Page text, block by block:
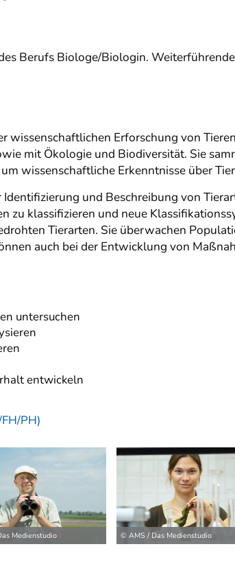
Berufs Biologe/Biologin.
wissenschaftlichen Erforschung von
mit Ökologie und Biodiversität. Sie
wissenschaftliche Erkenntnisse über
und Beschreibung von
zu klassifizieren und neue
Tierarten. Sie überwachen
auch bei der Entwicklung von
untersuchen
entwickeln
PH)
Medienstudio © AMS / Das Medienstudio